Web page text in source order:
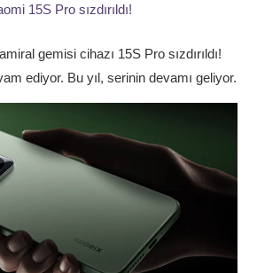
15S Pro sızdırıldı!
gemisi cihazı 15S Pro sızdırıldı!
ediyor. Bu yıl, serinin devamı geliyor.